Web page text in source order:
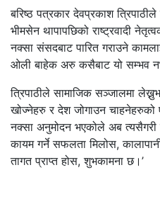
बरिष्ठ पत्रकार देवप्रकाश
भीमसेन थापापछिको राष्ट्रवादी
नक्सा संसदबाट पारित गराउने
ओली बाहेक अरु कसैबाट यो सम्भव
त्रिपाठीले सामाजिक सञ्जालमा
खोज्नेहरु र देश जोगाउन
नक्सा अनुमोदन भएकोले अब त्यसैगरी
कायम गर्ने सफलता मिलोस,
तागत प्राप्त होस, शुभकामना छ।’